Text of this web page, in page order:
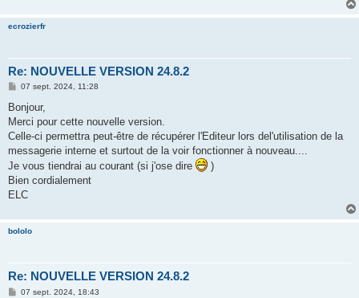
ecrozierfr
Re: NOUVELLE VERSION 24.8.2
M
s
a
g
07 sept. 2024, 11:28
Bonjour,
Merci pour cette nouvelle version.
Celle-ci permettra peut-être de récupérer l'Editeur lors del'utilisation de la
messagerie interne et surtout de la voir fonctionner à nouveau....
Je vous tiendrai au courant (si j'ose dire
)
Bien cordialement
ELC
bololo
Re: NOUVELLE VERSION 24.8.2
M07 sept. 2024, 18:43